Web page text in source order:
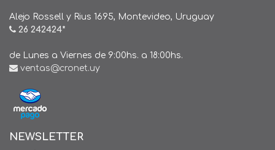
Alejo Rossell y Rius 1695, Montevideo, Uruguay
26 242424*
de Lunes a Viernes de 9:00hs. a 18:00hs.
ventas@cronet.uy
NEWSLETTER